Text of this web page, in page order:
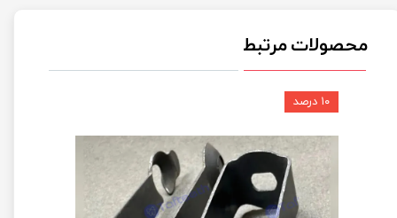
محصولات مرتبط
۱۰ درصد